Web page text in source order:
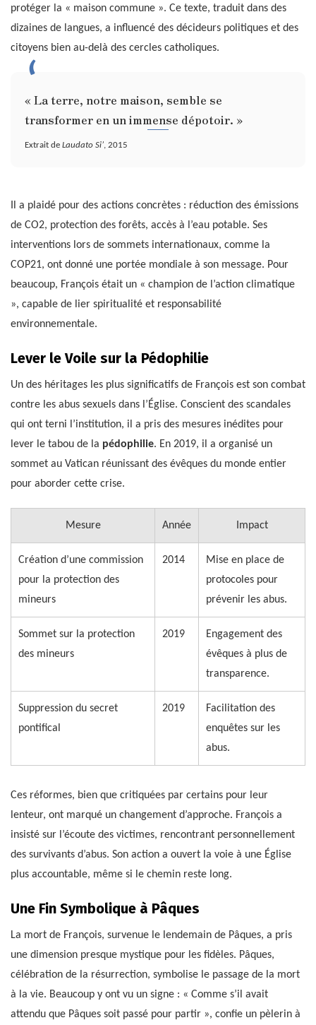
protéger la « maison commune ». Ce texte, traduit dans des
dizaines de langues, a influencé des décideurs politiques et des
citoyens bien au-delà des cercles catholiques.
« La terre, notre maison, semble se
transformer en un immense dépotoir. »
Extrait de Laudato Si’, 2015
Il a plaidé pour des actions concrètes : réduction des émissions
de CO2, protection des forêts, accès à l’eau potable. Ses
interventions lors de sommets internationaux, comme la
COP21, ont donné une portée mondiale à son message. Pour
beaucoup, François était un « champion de l’action climatique
», capable de lier spiritualité et responsabilité
environnementale.
Lever le Voile sur la Pédophilie
Un des héritages les plus significatifs de François est son combat
contre les abus sexuels dans l’Église. Conscient des scandales
qui ont terni l’institution, il a pris des mesures inédites pour
lever le tabou de la pédophilie. En 2019, il a organisé un
sommet au Vatican réunissant des évêques du monde entier
pour aborder cette crise.
Mesure Année Impact
Création d’une commission
pour la protection des
mineurs
2014
Mise en place de
protocoles pour
prévenir les abus.
Sommet sur la protection
des mineurs
2019
Engagement des
évêques à plus de
transparence.
Suppression du secret
pontifical
2019
Facilitation des
enquêtes sur les
abus.
Ces réformes, bien que critiquées par certains pour leur
lenteur, ont marqué un changement d’approche. François a
insisté sur l’écoute des victimes, rencontrant personnellement
des survivants d’abus. Son action a ouvert la voie à une Église
plus accountable, même si le chemin reste long.
Une Fin Symbolique à Pâques
La mort de François, survenue le lendemain de Pâques, a pris
une dimension presque mystique pour les fidèles. Pâques,
célébration de la résurrection, symbolise le passage de la mort
à la vie. Beaucoup y ont vu un signe : « Comme s’il avait
attendu que Pâques soit passé pour partir », confie un pèlerin à